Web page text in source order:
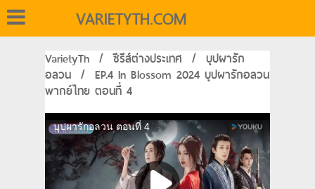
VARIETYTH.COM
VarietyTh / ซีรีส์ต่างประเทศ / บุปผารัก
อลวน / EP.4 In Blossom 2024 บุปผารักอลวน
พากย์ไทย ตอนที่ 4